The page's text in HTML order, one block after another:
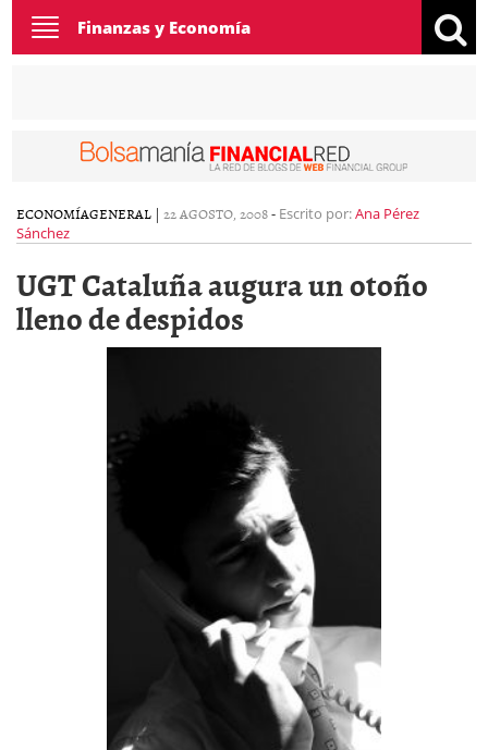
Toggle
navigation
Finanzas y Economía
ECONOMÍAGENERAL | 22 AGOSTO, 2008- Escrito por:Ana Pérez
Sánchez
UGT Cataluña augura un otoño
lleno de despidos